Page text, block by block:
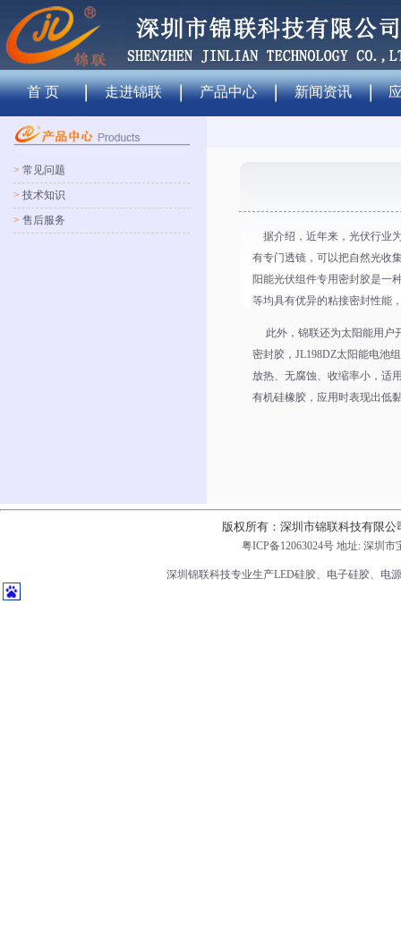
首 页 走进锦联 产品中心 新闻资讯
> 常见问题
> 技术知识
> 售后服务
据介绍，近年来，光伏行业
有专门透镜，可以把自然光收
阳能光伏组件专用密封胶是一
等均具有优异的粘接密封性能
此外，锦联还为太阳能用户
密封胶，JL198DZ太阳能电池
放热、无腐蚀、收缩率小，适
有机硅橡胶，应用时表现出低
版权所有：深圳市锦联科技有限公
粤ICP备12063024号地址: 深圳市
深圳锦联科技专业生产LED硅胶、电子硅胶、电